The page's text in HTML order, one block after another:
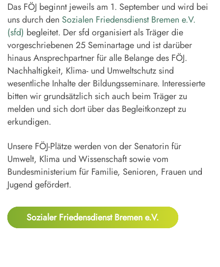
Das FÖJ beginnt jeweils am 1. September und wird bei
uns durch den Sozialen Friedensdienst Bremen e.V.
(sfd) begleitet. Der sfd organisiert als Träger die
vorgeschriebenen 25 Seminartage und ist darüber
hinaus Ansprechpartner für alle Belange des FÖJ.
Nachhaltigkeit, Klima- und Umweltschutz sind
wesentliche Inhalte der Bildungsseminare. Interessierte
bitten wir grundsätzlich sich auch beim Träger zu
melden und sich dort über das Begleitkonzept zu
erkundigen.
Unsere FÖJ-Plätze werden von der Senatorin für
Umwelt, Klima und Wissenschaft sowie vom
Bundesministerium für Familie, Senioren, Frauen und
Jugend gefördert.
Sozialer Friedensdienst Bremen e.V.